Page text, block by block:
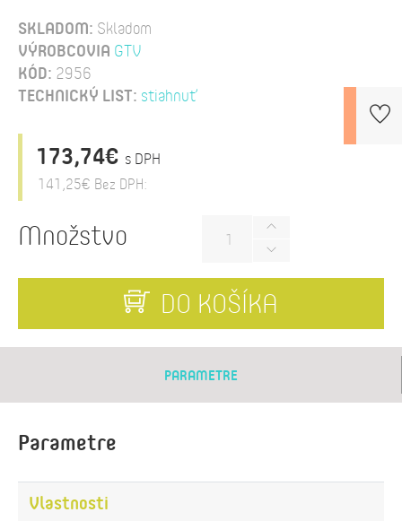
SKLADOM: Skladom
VÝROBCOVIA GTV
KÓD: 2956
TECHNICKÝ LIST: stiahnuť
173,74€ s DPH
141,25€ Bez DPH:
Množstvo
DO KOŠÍKA
PARAMETRE
Parametre
Vlastnosti